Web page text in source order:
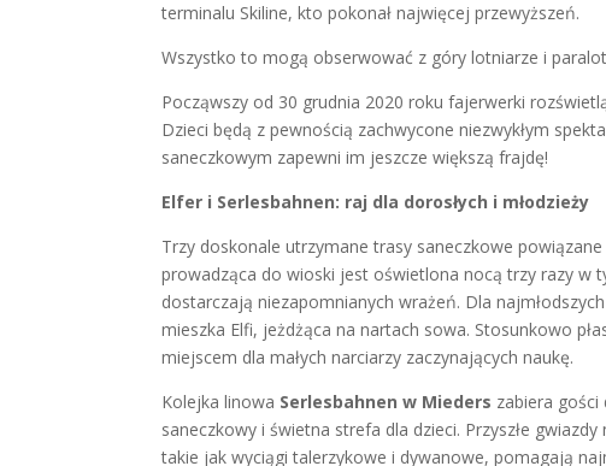
terminalu Skiline, kto pokonał najwięcej przewyższeń.
Wszystko to mogą obserwować z góry lotniarze i
Począwszy od 30 grudnia 2020 roku fajerwerki
Dzieci będą z pewnością zachwycone niezwykłym
saneczkowym zapewni im jeszcze większą frajdę!
Elfer i Serlesbahnen: raj dla dorosłych i młodzieży
Trzy doskonale utrzymane trasy saneczkowe
prowadząca do wioski jest oświetlona nocą trzy razy w
dostarczają niezapomnianych wrażeń. Dla
mieszka Elfi, jeżdżąca na nartach sowa. Stosunkowo
miejscem dla małych narciarzy zaczynających naukę.
Kolejka linowa Serlesbahnen w Mieders zabiera gości
saneczkowy i świetna strefa dla dzieci. Przyszłe
takie jak wyciągi talerzykowe i dywanowe, pomagają